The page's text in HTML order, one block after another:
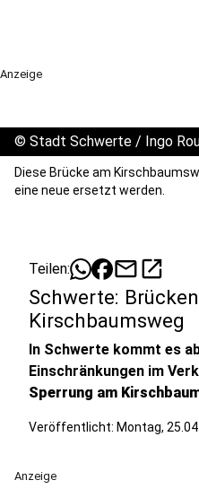
Anzeige
© Stadt Schwerte / Ingo
Diese Brücke am
eine neue ersetzt werden.
Teilen: mailopen_in_new
Schwerte:
Kirschbaumsweg
In Schwerte kommt es
Einschränkungen im
Sperrung am
Veröffentlicht: Montag,
Anzeige